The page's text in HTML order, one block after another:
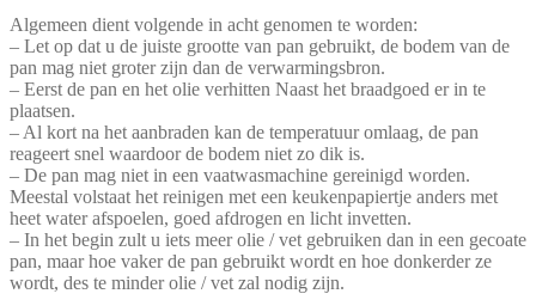
Algemeen dient volgende in acht genomen te worden:
– Let op dat u de juiste grootte van pan gebruikt, de bodem van de
pan mag niet groter zijn dan de verwarmingsbron.
– Eerst de pan en het olie verhitten Naast het braadgoed er in te
plaatsen.
– Al kort na het aanbraden kan de temperatuur omlaag, de pan
reageert snel waardoor de bodem niet zo dik is.
– De pan mag niet in een vaatwasmachine gereinigd worden.
Meestal volstaat het reinigen met een keukenpapiertje anders met
heet water afspoelen, goed afdrogen en licht invetten.
– In het begin zult u iets meer olie / vet gebruiken dan in een gecoate
pan, maar hoe vaker de pan gebruikt wordt en hoe donkerder ze
wordt, des te minder olie / vet zal nodig zijn.